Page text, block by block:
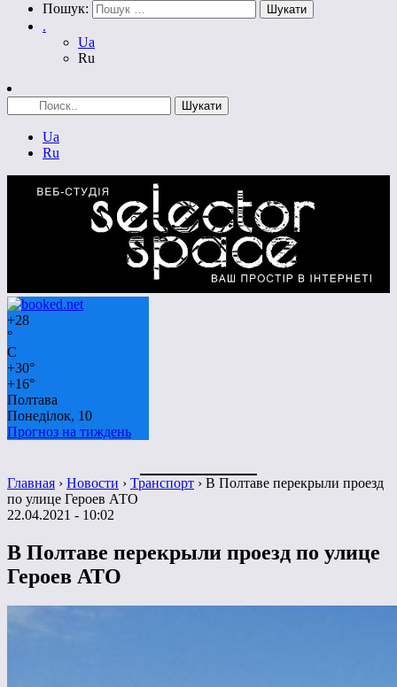
Пошук:
.
Ua
Ru
Ua
Ru
+28
°
C
+30°
+16°
Полтава
Понеділок, 10
Прогноз на тиждень
Главная › Новости › Транспорт › В Полтаве перекрыли проезд
по улице Героев АТО
22.04.2021 - 10:02
В Полтаве перекрыли проезд по улице
Героев АТО